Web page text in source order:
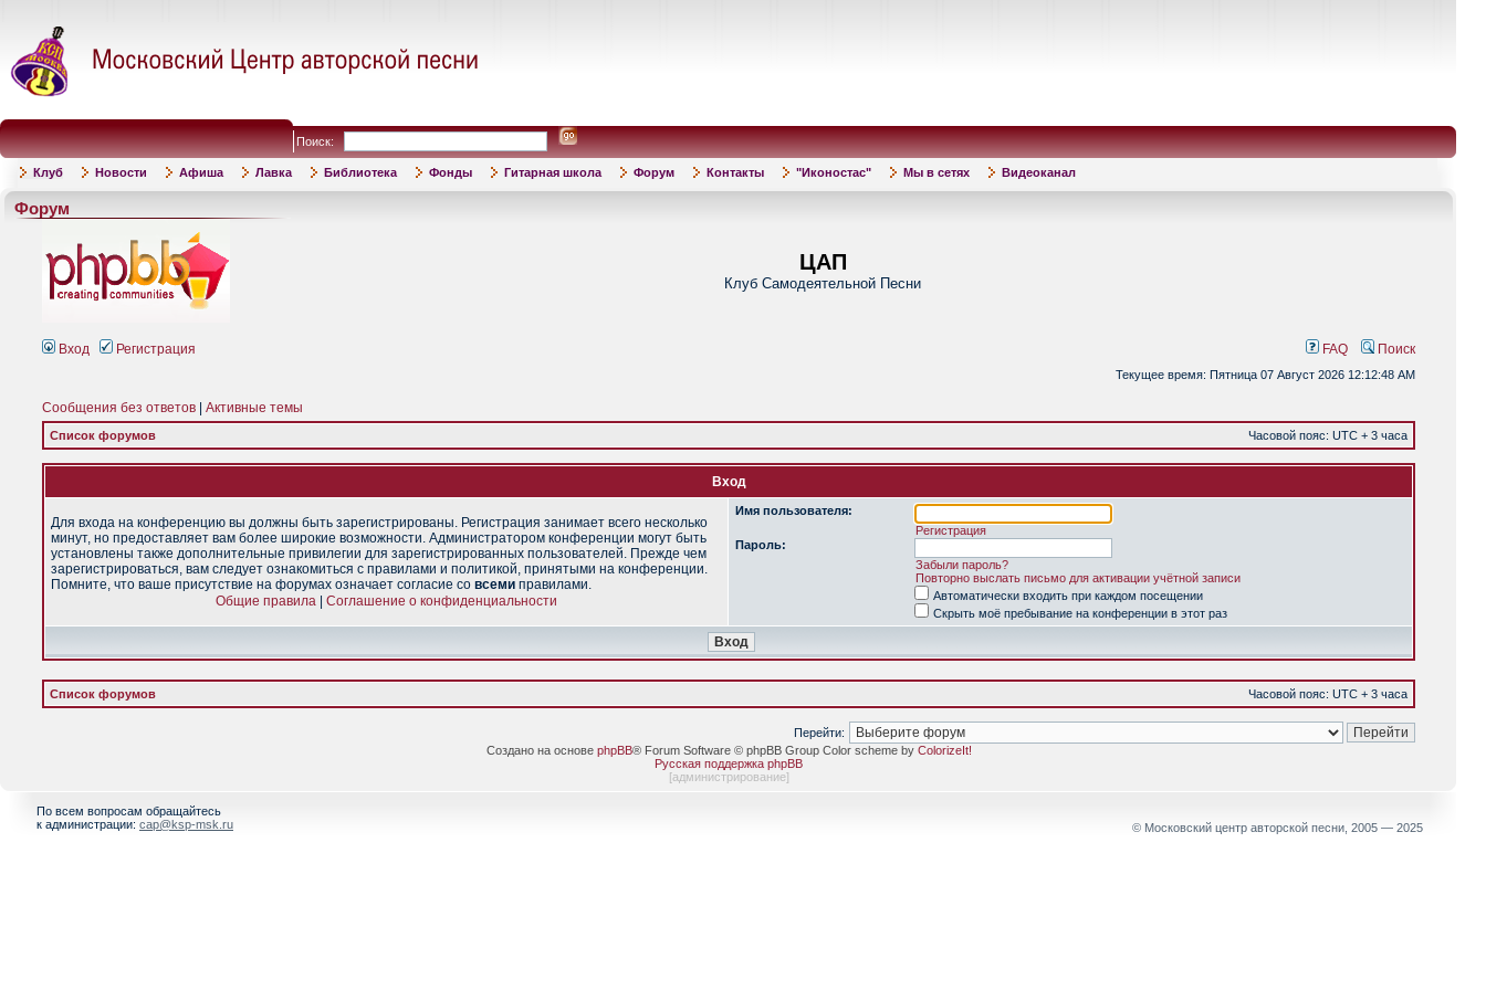
Поиск:
Клуб Новости Афиша Лавка Библиотека Фонды Гитарная школа Форум Контакты "Иконостас" Мы в сетях Видеоканал
Форум
ЦАП
Клуб Самодеятельной Песни
Вход Регистрация FAQ Поиск
Текущее время: Пятница 07 Август 2026 12:12:48 AM
Сообщения без ответов Активные темы
Список форумов Часовой пояс: UTC + 3 часа
Вход
Для входа на конференцию вы должны быть зарегистрированы. Регистрация занимает всего несколько
минут, но предоставляет вам более широкие возможности. Администратором конференции могут быть
установлены также дополнительные привилегии для зарегистрированных пользователей. Прежде чем
зарегистрироваться, вам следует ознакомиться с правилами и политикой, принятыми на конференции.
Помните, что ваше присутствие на форумах означает согласие со всеми правилами.
Общие правила
Соглашение о конфиденциальности
Имя пользователя:
Регистрация
Пароль:
Забыли пароль?
Повторно выслать письмо для активации учётной записи
Автоматически входить при каждом посещении
Скрыть моё пребывание на конференции в этот раз
Список форумов Часовой пояс: UTC + 3 часа
Перейти:
Создано на основе phpBB® Forum Software © phpBB Group Color scheme by ColorizeIt!
Русская поддержка phpBB
[администрирование]
По всем вопросам обращайтесь
к администрации: cap@ksp-msk.ru © Московский центр авторской песни, 2005 — 2025